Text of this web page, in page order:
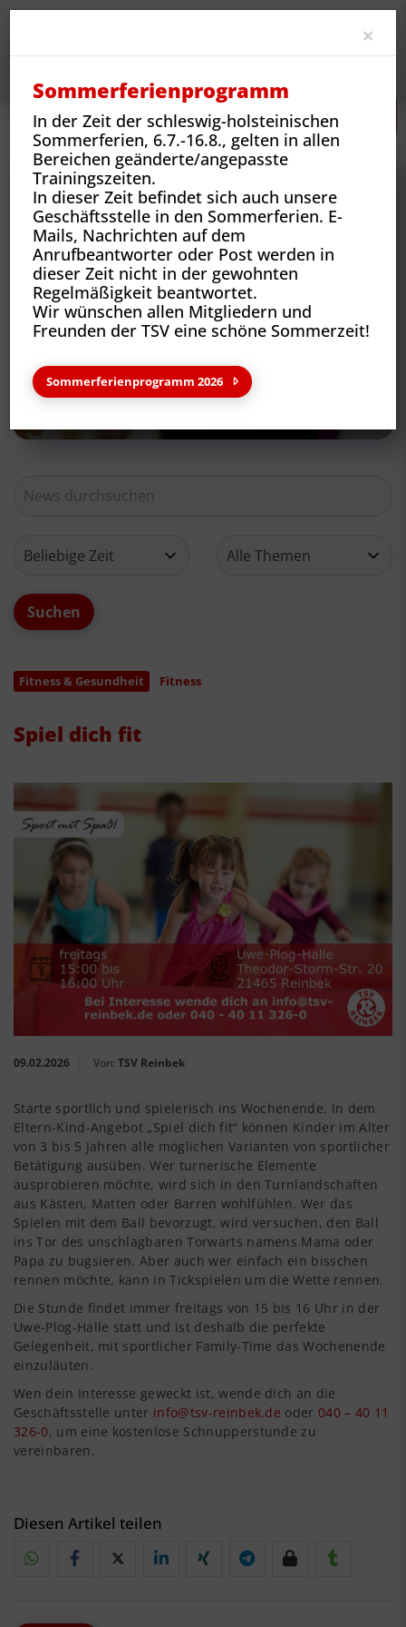
Neues Vereins-News Spiel dich fit
Neues aus deinem Verein
Fitness & Gesundheit Fitness
Spiel dich fit
09.02.2026 Von: TSV Reinbek
Starte sportlich und spielerisch ins Wochenende. In dem
Eltern-Kind-Angebot „Spiel dich fit“ können Kinder im Alter
von 3 bis 5 Jahren alle möglichen Varianten von sportlicher
Betätigung ausüben. Wer turnerische Elemente
ausprobieren möchte, wird sich in den Turnlandschaften
aus Kästen, Matten oder Barren wohlfühlen. Wer das
Spielen mit dem Ball bevorzugt, wird versuchen, den Ball
ins Tor des unschlagbaren Torwarts namens Mama oder
Papa zu bugsieren. Aber auch wer einfach ein bisschen
rennen möchte, kann in Tickspielen um die Wette rennen.
Die Stunde findet immer freitags von 15 bis 16 Uhr in der
Uwe-Plog-Halle statt und ist deshalb die perfekte
Gelegenheit, mit sportlicher Family-Time das Wochenende
einzuläuten.
Wen dein Interesse geweckt ist, wende dich an die
Geschäftsstelle unter info@tsv-reinbek.de oder 040 – 40 11
326-0, um eine kostenlose Schnupperstunde zu
vereinbaren.
Diesen Artikel teilen
×
Sommerferienprogramm
In der Zeit der schleswig-holsteinischen
Sommerferien, 6.7.-16.8., gelten in allen
Bereichen geänderte/angepasste
Trainingszeiten.
In dieser Zeit befindet sich auch unsere
Geschäftsstelle in den Sommerferien. E-
Mails, Nachrichten auf dem
Anrufbeantworter oder Post werden in
dieser Zeit nicht in der gewohnten
Regelmäßigkeit beantwortet.
Wir wünschen allen Mitgliedern und
Freunden der TSV eine schöne Sommerzeit!
Sommerferienprogramm 2026